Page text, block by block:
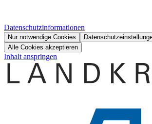
Datenschutzinformationen
Nur notwendige Cookies
Alle Cookies akzeptieren
Inhalt anspringen